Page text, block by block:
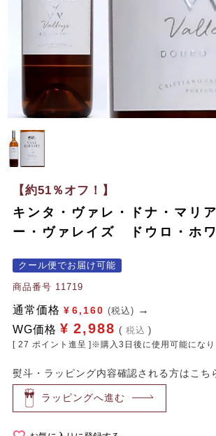
【約51％オフ！】
キンタ・ヴァレ・ドナ・マリ
ー・ヴァレイズ ドウロ・ホ
クール便でお届け可能
商品番号 11719
通常価格 ¥ 6,160 (税込)
WG価格 ¥ 2,988 税込
[ 27 ポイント進呈 ]※購入3日後に使用可能になり
熨斗・ラッピング内容確認される方はこち
ラッピングへ進む